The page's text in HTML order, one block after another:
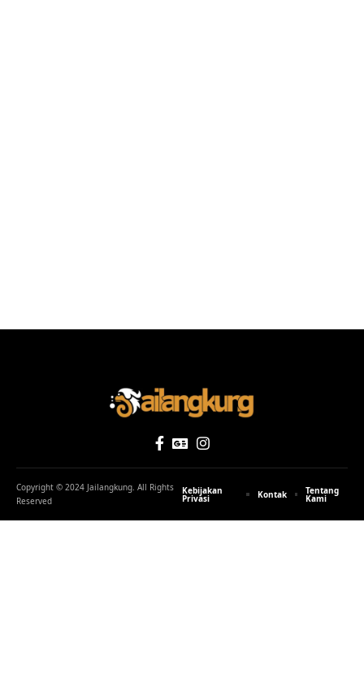
Copyright © 2024 Jailangkung. All Rights
Reserved
Kebijakan
Privasi Kontak Tentang
Kami